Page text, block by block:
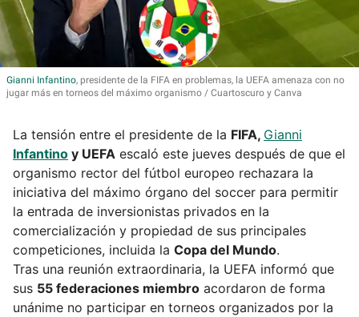
Gianni Infantino, presidente de la FIFA en problemas, la UEFA amenaza con no
jugar más en torneos del máximo organismo
Cuartoscuro y Canva
La tensión entre el presidente de la FIFA, Gianni
Infantino y UEFA escaló este jueves después de que el
organismo rector del fútbol europeo rechazara la
iniciativa del máximo órgano del soccer para permitir
la entrada de inversionistas privados en la
comercialización y propiedad de sus principales
competiciones, incluida la Copa del Mundo.
Tras una reunión extraordinaria, la UEFA informó que
sus 55 federaciones miembro acordaron de forma
unánime no participar en torneos organizados por la